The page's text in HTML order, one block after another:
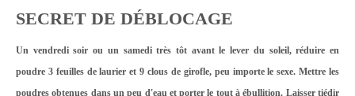
SECRET DE DÉBLOCAGE
Un vendredi soir ou un samedi très tôt avant le lever du soleil, réduire en
poudre 3 feuilles de laurier et 9 clous de girofle, peu importe le sexe. Mettre les
poudres obtenues dans un peu d'eau et porter le tout à ébullition. Laisser tiédir